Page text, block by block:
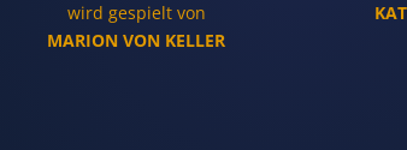
wird gespielt von
MARION VON KELLER